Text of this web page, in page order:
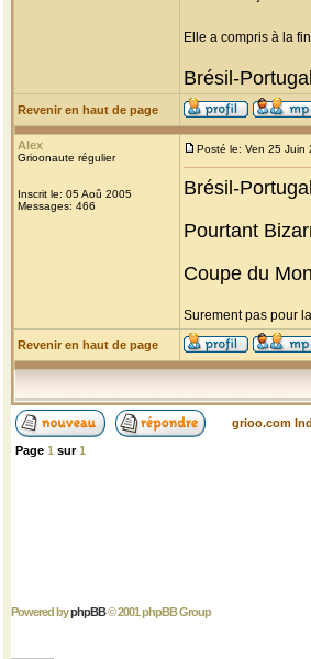
Elle a compris à la
Brésil-
Revenir en haut de page
Alex
Grioonaute régulier
Inscrit le: 05 Aoû 2005
Messages: 466
Posté le: Ven 25 Juin
Brésil-
Pourtant
Coupe du
Surement pas pour
Revenir en haut de page
grioo.com
Page 1 sur1
Powered byphpBB© 2001 phpBB Group